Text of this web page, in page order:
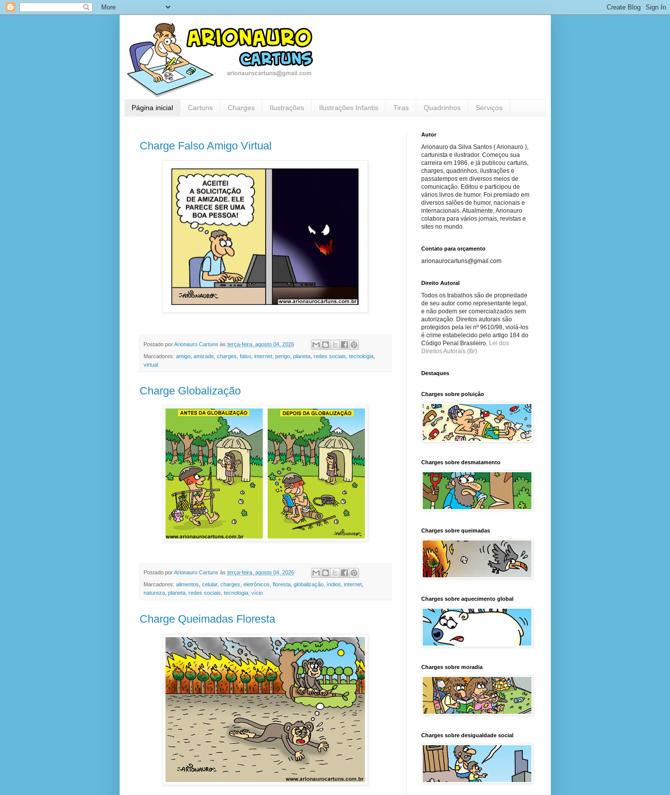
Página inicial Cartuns Charges Ilustrações Ilustrações Infantis Tiras Quadrinhos Serviços
Charge Falso Amigo Virtual
Postado porArionauro Cartuns às terça-feira, agosto 04, 2026
Marcadores: amigo, amizade, charges falso, internet, perigo, planeta, redes sociais tecnologia,
virtual
Charge Globalização
Postado porArionauro Cartuns às terça-feira, agosto 04, 2026
Marcadores: alimentos, celular, charges, eletrônicos, floresta, globalização, índios, internet,
natureza, planeta, redes sociais, tecnologia, vício
Charge Queimadas Floresta
Autor
Arionauro da Silva Santos ( Arionauro ),
cartunista e ilustrador. Começou sua
carreira em 1986, e já publicou cartuns,
charges, quadrinhos, ilustrações e
passatempos em diversos meios de
comunicação. Editou e participou de
vários livros de humor. Foi premiado em
diversos salões de humor, nacionais e
internacionais. Atualmente, Arionauro
colabora para vários jornais, revistas e
sites no mundo.
Contato para orçamento
arionaurocartuns@gmail.com
Direito Autoral
Todos os trabalhos são de propriedade
de seu autor como representante legal,
e não podem ser comercializados sem
autorização. Direitos autorais são
protegidos pela lei nº 9610/98, violá-los
é crime estabelecido pelo artigo 184 do
Código Penal Brasileiro. Lei dos
Direitos Autorais (Br)
Destaques
Charges sobre poluição
Charges sobre desmatamento
Charges sobre queimadas
Charges sobre aquecimento global
Charges sobre moradia
Charges sobre desigualdade social